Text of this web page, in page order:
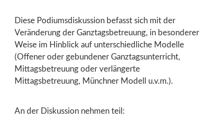
Diese Podiumsdiskussion befasst sich mit der
Veränderung der Ganztagsbetreuung, in besonderer
Weise im Hinblick auf unterschiedliche Modelle
(Offener oder gebundener Ganztagsunterricht,
Mittagsbetreuung oder verlängerte
Mittagsbetreuung, Münchner Modell u.v.m.).
An der Diskussion nehmen teil: